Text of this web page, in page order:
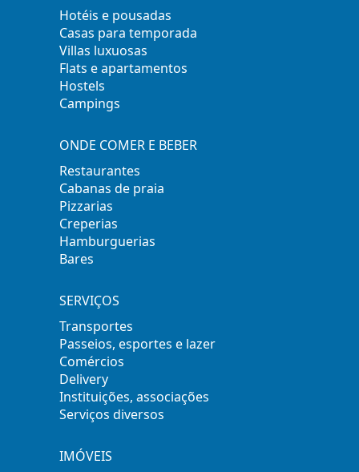
Hotéis e pousadas
Casas para temporada
Villas luxuosas
Flats e apartamentos
Hostels
Campings
ONDE COMER E BEBER
Restaurantes
Cabanas de praia
Pizzarias
Creperias
Hamburguerias
Bares
SERVIÇOS
Transportes
Passeios, esportes e lazer
Comércios
Delivery
Instituições, associações
Serviços diversos
IMÓVEIS